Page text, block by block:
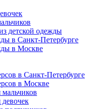
детской одежды
в Санкт-Петербурге
в Москве
в Санкт-Петербурге
в Москве